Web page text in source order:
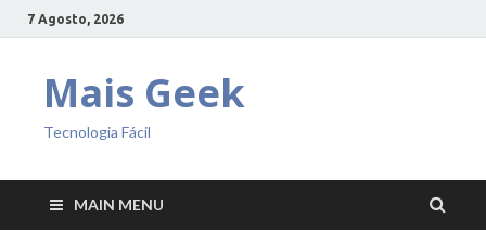
7 Agosto, 2026
Mais Geek
Tecnologia Fácil
MAIN MENU